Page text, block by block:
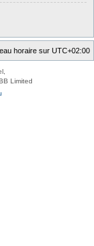
horaire sur UTC+02:00
Limited